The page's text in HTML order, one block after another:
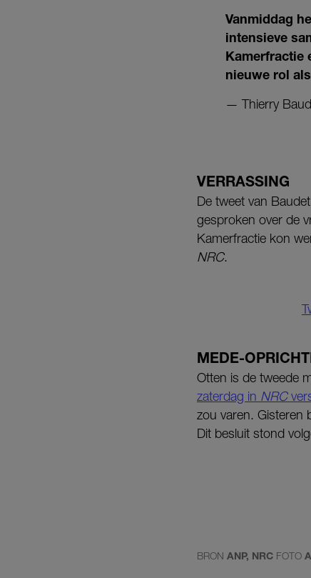
Vanmiddag
intensieve
Kamerfractie
nieuwe rol
— Thierry
VERRASSING
De tweet van
gesproken over de
Kamerfractie kon
NRC.
MEDE-
Otten is de tweede
zaterdag in NRC
zou varen. Gisteren
Dit besluit stond
BRON ANP, NRC FOTO